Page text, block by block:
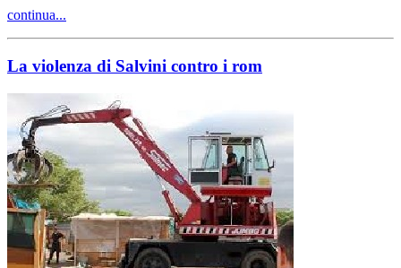
continua...
La violenza di Salvini contro i rom